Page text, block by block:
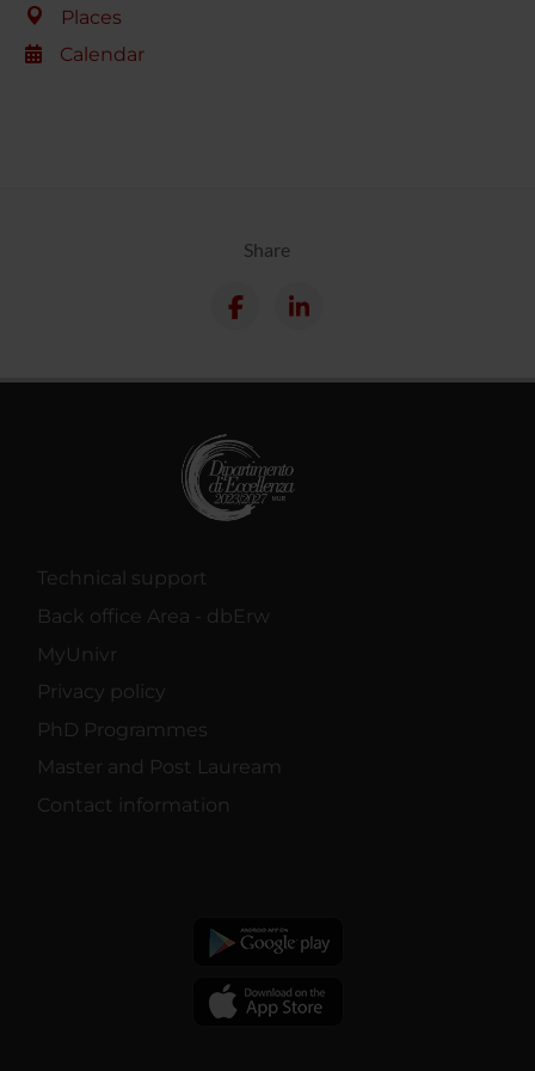
Places
Calendar
Share
Technical support
Back office Area - dbErw
MyUnivr
Privacy policy
PhD Programmes
Master and Post Lauream
Contact information